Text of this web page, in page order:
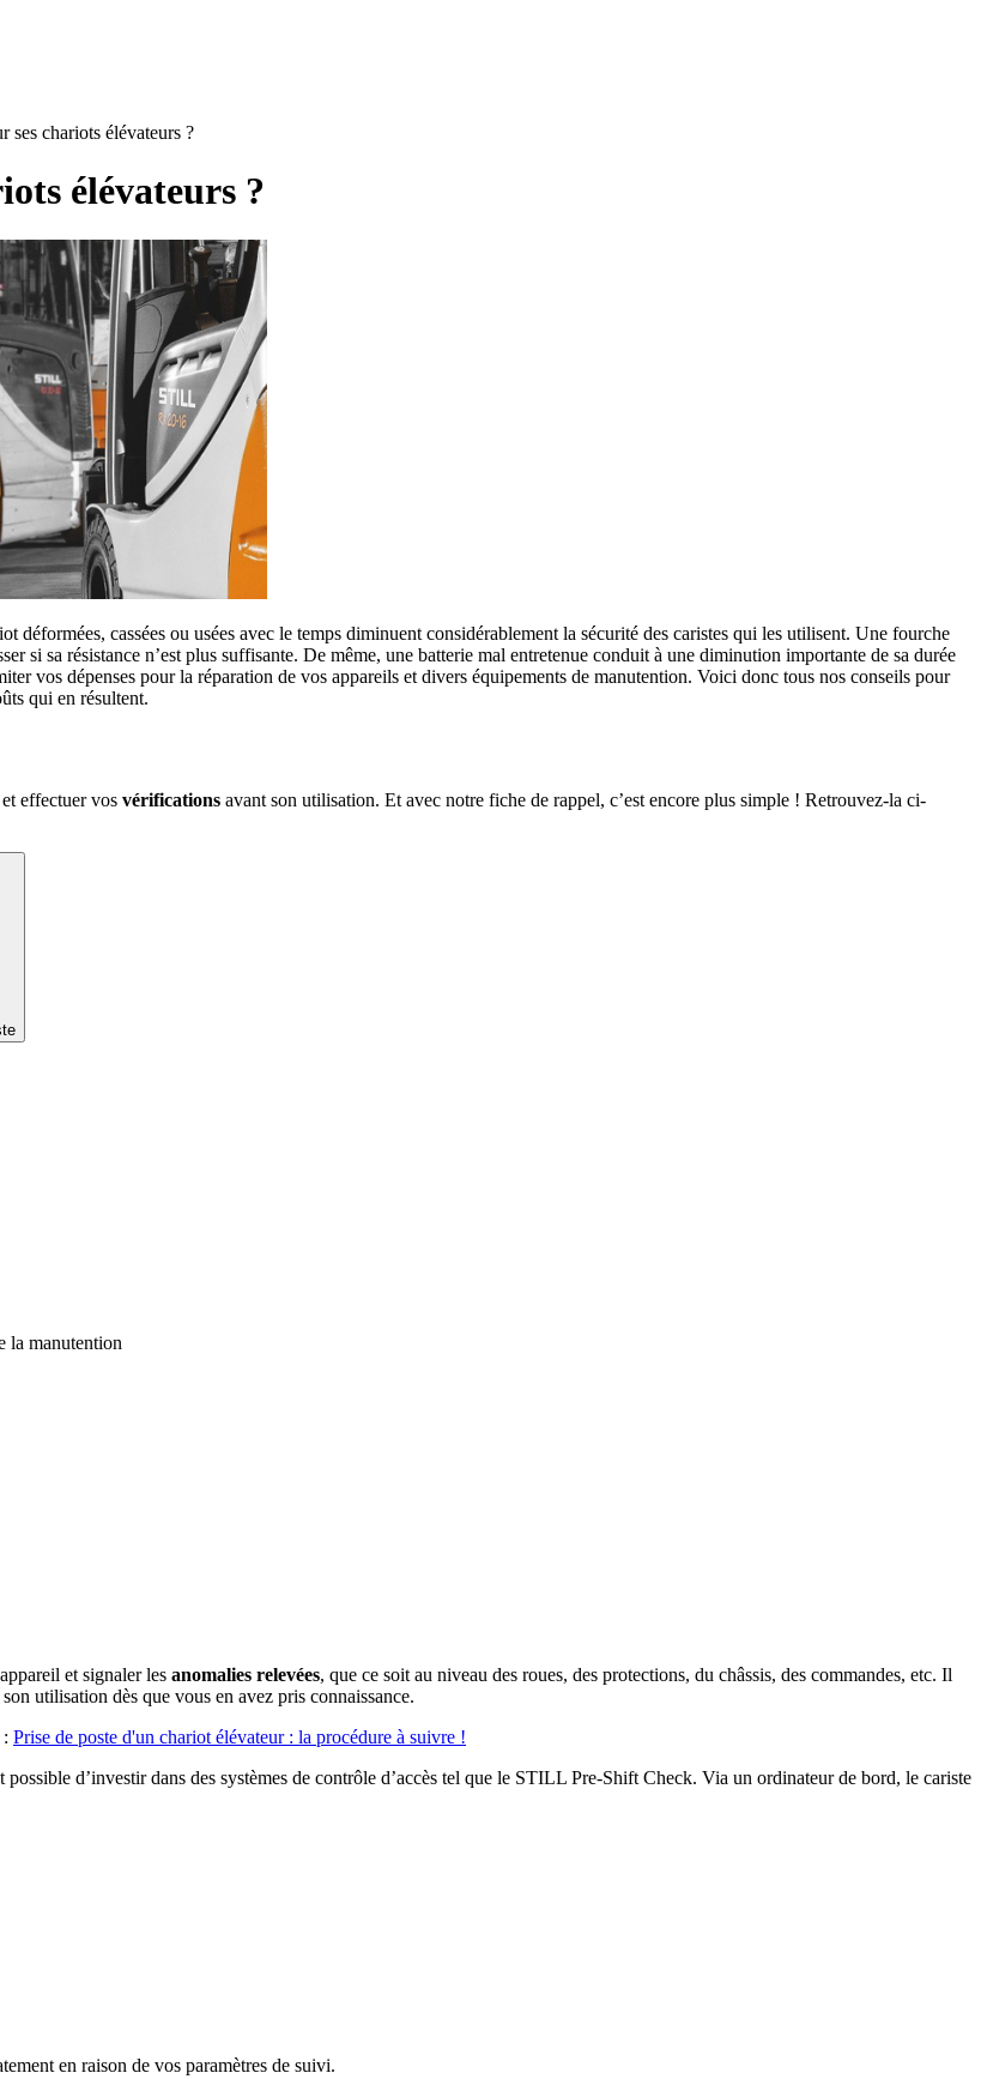
ses chariots élévateurs ?
élévateurs ?
déformées, cassées ou usées avec le temps diminuent considérablement la sécurité des caristes qui les utilisent. Une fourche
si sa résistance n’est plus suffisante. De même, une batterie mal entretenue conduit à une diminution importante de sa durée
vos dépenses pour la réparation de vos appareils et divers équipements de manutention. Voici donc tous nos conseils pour
qui en résultent.
effectuer vos vérifications avant son utilisation. Et avec notre fiche de rappel, c’est encore plus simple ! Retrouvez-la ci-
la manutention
et signaler les anomalies relevées, que ce soit au niveau des roues, des protections, du châssis, des commandes, etc. Il
utilisation dès que vous en avez pris connaissance.
Prise de poste d'un chariot élévateur : la procédure à suivre !
d’investir dans des systèmes de contrôle d’accès tel que le STILL Pre-Shift Check. Via un ordinateur de bord, le cariste
en raison de vos paramètres de suivi.